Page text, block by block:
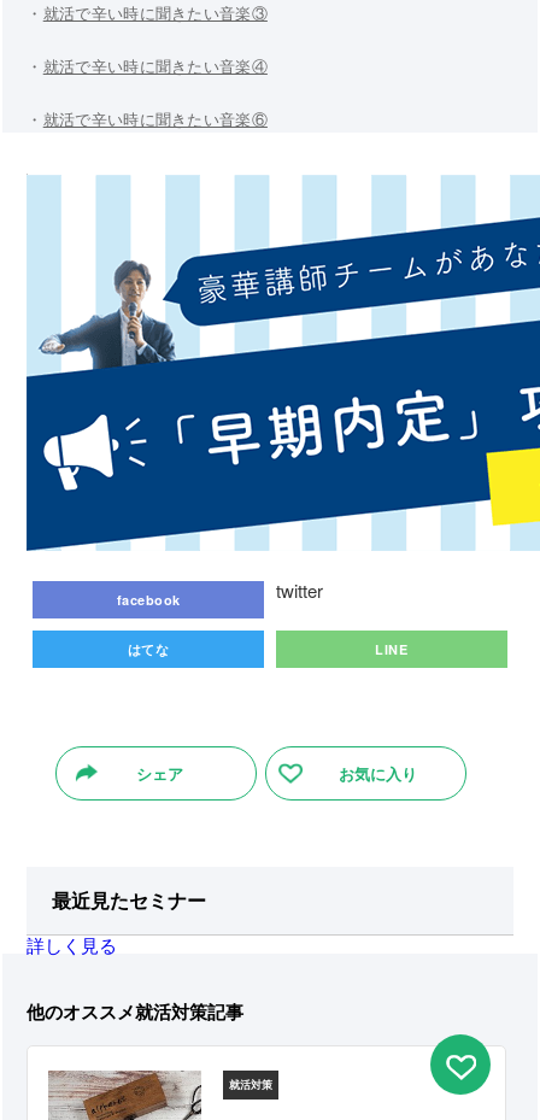
・ 就活で辛い時に聞きたい音楽③
・ 就活で辛い時に聞きたい音楽④
・ 就活で辛い時に聞きたい音楽⑥
facebook twitter
はてな LINE
シェア お気に入り
最近見たセミナー
詳しく見る
他のオススメ就活対策記事
就活対策